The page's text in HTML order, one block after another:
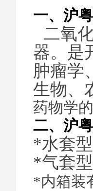
一、沪
二氧
器。是
肿瘤学
生物、
药物学
二、沪
*水套
*气套
*内箱装